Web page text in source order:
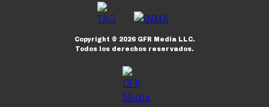
Copyright © 2026GFR Media LLC.
Todos los derechos reservados.